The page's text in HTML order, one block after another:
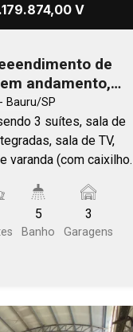
V
de
andamento,
de entrega no
Bauru/SP
3 suítes, sala de
sala de TV,
varanda (com caixilho
ilha e varanda
estratégica, com
principais vias de
5
Banho
3
Garagens